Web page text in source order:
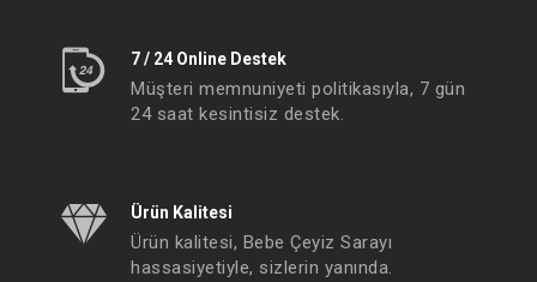
7 / 24 Online Destek
Müşteri memnuniyeti politikasıyla, 7 gün
24 saat kesintisiz destek.
Ürün Kalitesi
Ürün kalitesi, Bebe Çeyiz Sarayı
hassasiyetiyle, sizlerin yanında.